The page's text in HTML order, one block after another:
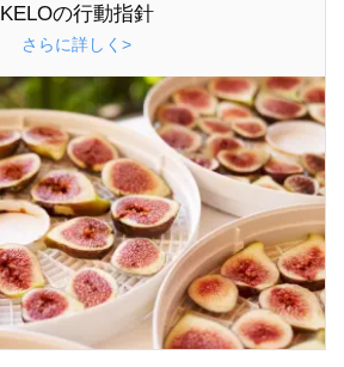
KELOの行動指針
さらに詳しく>